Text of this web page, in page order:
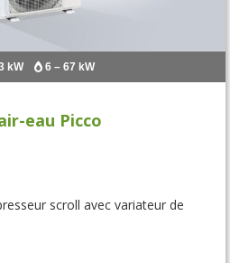
kW 6 – 67 kW
eau Picco
scroll avec variateur de